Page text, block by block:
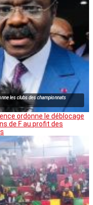
les clubs des championnats
ordonne le déblocage
de F au profit des